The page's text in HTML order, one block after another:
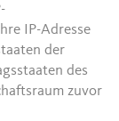
IP-Adresse
der
des
zuvor